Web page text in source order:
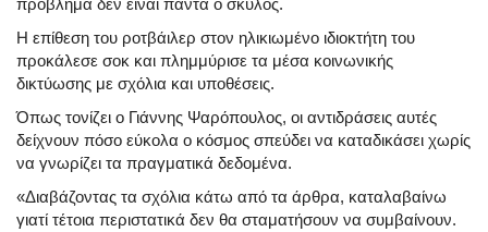
πρόβλημα δεν είναι πάντα ο σκύλος.
Η επίθεση του ροτβάιλερ στον ηλικιωμένο ιδιοκτήτη του
προκάλεσε σοκ και πλημμύρισε τα μέσα κοινωνικής
δικτύωσης με σχόλια και υποθέσεις.
Όπως τονίζει ο Γιάννης Ψαρόπουλος, οι αντιδράσεις αυτές
δείχνουν πόσο εύκολα ο κόσμος σπεύδει να καταδικάσει χωρίς
να γνωρίζει τα πραγματικά δεδομένα.
«Διαβάζοντας τα σχόλια κάτω από τα άρθρα, καταλαβαίνω
γιατί τέτοια περιστατικά δεν θα σταματήσουν να συμβαίνουν.